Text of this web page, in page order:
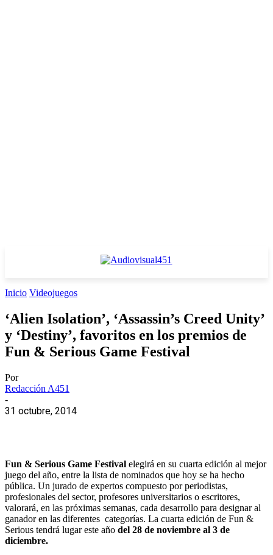
Inicio Videojuegos
‘Alien Isolation’, ‘Assassin’s Creed Unity’
y ‘Destiny’, favoritos en los premios de
Fun & Serious Game Festival
Por
Redacción A451
-
31 octubre, 2014
Fun & Serious Game Festival elegirá en su cuarta edición al mejor
juego del año, entre la lista de nominados que hoy se ha hecho
pública. Un jurado de expertos compuesto por periodistas,
profesionales del sector, profesores universitarios o escritores,
valorará, en las próximas semanas, cada desarrollo para designar al
ganador en las diferentes categorías. La cuarta edición de Fun &
Serious tendrá lugar este año del 28 de noviembre al 3 de
diciembre.